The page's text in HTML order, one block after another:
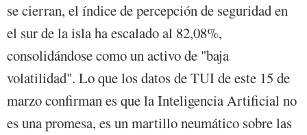
se cierran, el índice de percepción de seguridad en
el sur de la isla ha escalado al 82,08%,
consolidándose como un activo de "baja
volatilidad". Lo que los datos de TUI de este 15 de
marzo confirman es que la Inteligencia Artificial no
es una promesa, es un martillo neumático sobre las